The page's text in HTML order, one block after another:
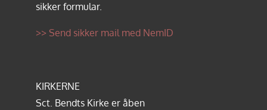
sikker formular.
>> Send sikker mail med NemID
KIRKERNE
Sct. Bendts Kirke er åben